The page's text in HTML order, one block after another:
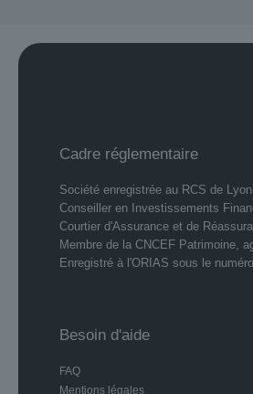
Cadre réglementaire
Société enregistrée au RCS de
Conseiller en Investissements
Courtier d'Assurance et de
Membre de la CNCEF Patrimoine,
Enregistré à l'ORIAS sous le
Besoin d'aide
FAQ
Mentions légales